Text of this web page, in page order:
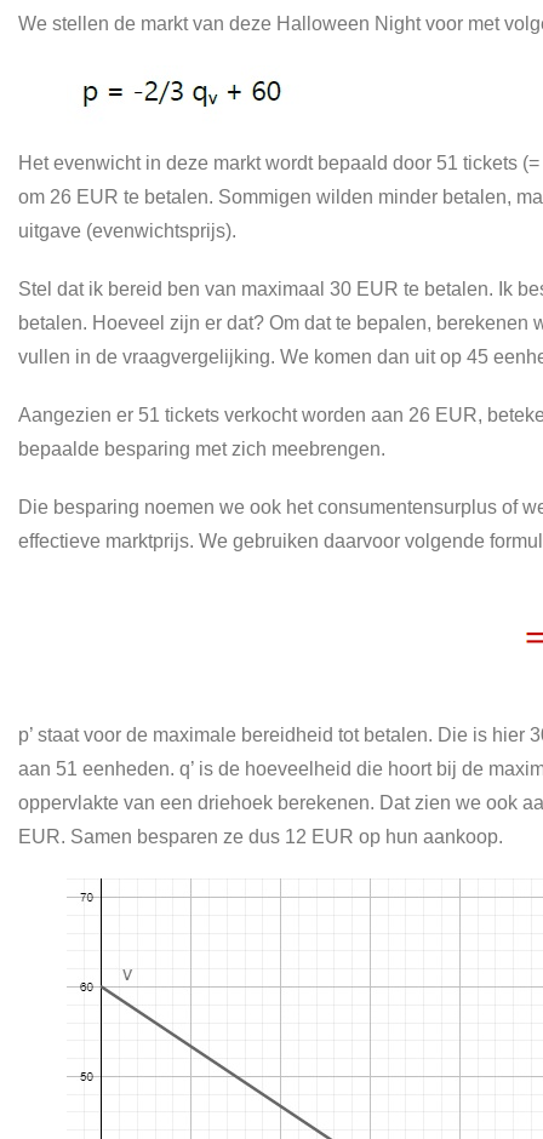
We stellen de markt van deze Halloween Night voor met
Het evenwicht in deze markt wordt bepaald door 51 tickets
om 26 EUR te betalen. Sommigen wilden minder betalen,
uitgave (evenwichtsprijs).
Stel dat ik bereid ben van maximaal 30 EUR te betalen. Ik
betalen. Hoeveel zijn er dat? Om dat te bepalen,
vullen in de vraagvergelijking. We komen dan uit op 45
Aangezien er 51 tickets verkocht worden aan 26 EUR,
bepaalde besparing met zich meebrengen.
Die besparing noemen we ook het consumentensurplus of
effectieve marktprijs. We gebruiken daarvoor volgende
p’ staat voor de maximale bereidheid tot betalen. Die is
aan 51 eenheden. q’ is de hoeveelheid die hoort bij de
oppervlakte van een driehoek berekenen. Dat zien we ook
EUR. Samen besparen ze dus 12 EUR op hun aankoop.